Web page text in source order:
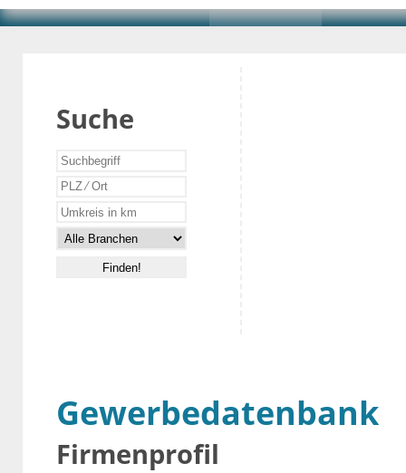
Suche
Gewerbedatenbank
Firmenprofil